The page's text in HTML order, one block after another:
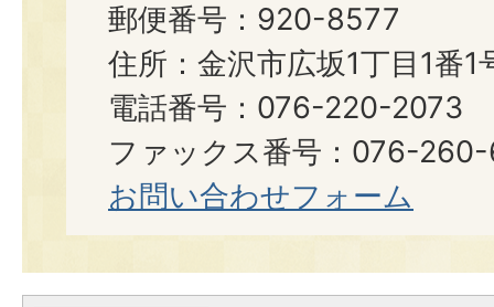
郵便番号：920-8577
住所：金沢市広坂1丁目1番1
電話番号：076-220-2073
ファックス番号：076-
お問い合わせフォーム